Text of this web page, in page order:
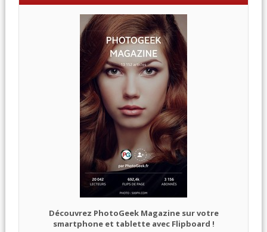
Découvrez PhotoGeek Magazine sur votre
smartphone et tablette avec Flipboard !